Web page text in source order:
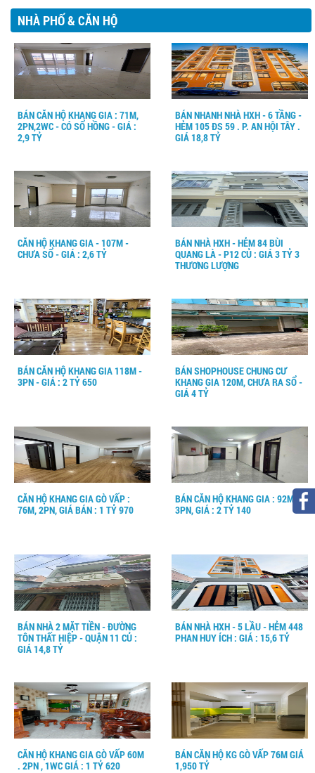
NHÀ PHỐ & CĂN HỘ
BÁN CĂN HỘ KHANG GIA : 71M,
2PN,2WC - CÓ SỔ HỒNG - GIÁ :
2,9 TỶ
BÁN NHANH NHÀ HXH - 6 TẦNG -
HẺM 105 ĐS 59 . P. AN HỘI TÂY .
GIÁ 18,8 TỶ
CĂN HỘ KHANG GIA - 107M -
CHƯA SỔ - GIÁ : 2,6 TỶ
BÁN NHÀ HXH - HẺM 84 BÙI
QUANG LÀ - P12 CỦ : GIÁ 3 TỶ 3
THƯƠNG LƯỢNG
BÁN CĂN HỘ KHANG GIA 118M -
3PN - GIÁ : 2 TỶ 650
BÁN SHOPHOUSE CHUNG CƯ
KHANG GIA 120M, CHƯA RA SỔ -
GIÁ 4 TỶ
CĂN HỘ KHANG GIA GÒ VẤP :
76M, 2PN, GIÁ BÁN : 1 TỶ 970
BÁN CĂN HỘ KHANG GIA : 92M,
3PN, GIÁ : 2 TỶ 140
BÁN NHÀ 2 MẶT TIỀN - ĐƯỜNG
TÔN THẤT HIỆP - QUẬN 11 CỦ :
GIÁ 14,8 TỶ
BÁN NHÀ HXH - 5 LẦU - HẺM 448
PHAN HUY ÍCH : GIÁ : 15,6 TỶ
CĂN HỘ KHANG GIA GÒ VẤP 60M
. 2PN , 1WC GIÁ : 1 TỶ 620
BÁN CĂN HỘ KG GÒ VẤP 76M GIÁ
1,950 TỶ